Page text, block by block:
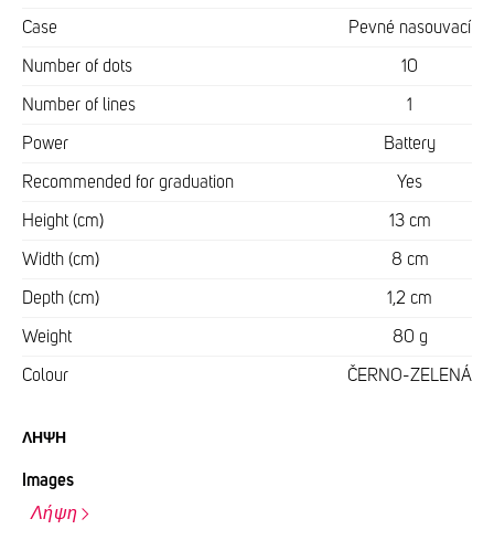
Case Pevné nasouvací
Number of dots 10
Number of lines 1
Power Battery
Recommended for graduation Yes
Height (cm) 13 cm
Width (cm) 8 cm
Depth (cm) 1,2 cm
Weight 80 g
Colour ČERNO-ZELENÁ
ΛΉΨΗ
Images
Λήψη